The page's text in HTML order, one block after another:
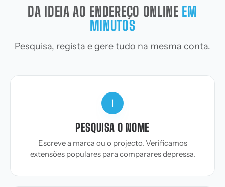
DA IDEIA AO ENDEREÇO ONLINE EM
MINUTOS
Pesquisa, regista e gere tudo na mesma conta.
1
PESQUISA O NOME
Escreve a marca ou o projecto. Verificamos
extensões populares para comparares depressa.